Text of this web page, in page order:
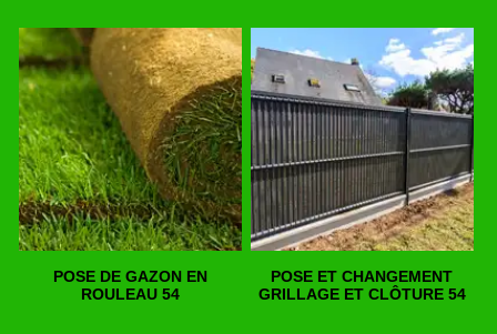
POSE DE GAZON EN
ROULEAU 54
POSE ET CHANGEMENT
GRILLAGE ET CLÔTURE 54